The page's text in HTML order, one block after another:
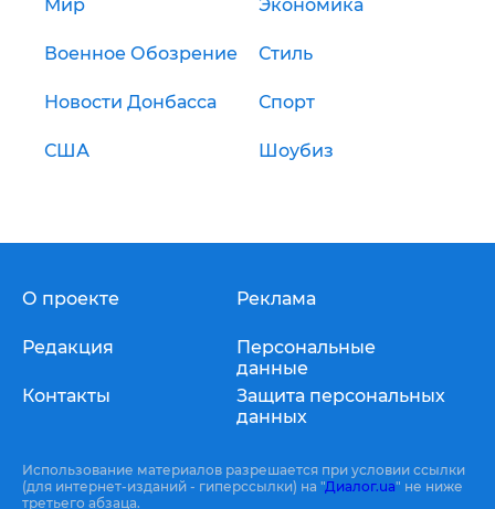
Мир Экономика
Военное Обозрение Стиль
Новости Донбасса Спорт
США Шоубиз
О проекте
Редакция
Контакты
Реклама
Персональные
данные
Защита персональных
данных
Использование материалов разрешается при условии ссылки
(для интернет-изданий - гиперссылки) на "Диалог.ua" не ниже
третьего абзаца.